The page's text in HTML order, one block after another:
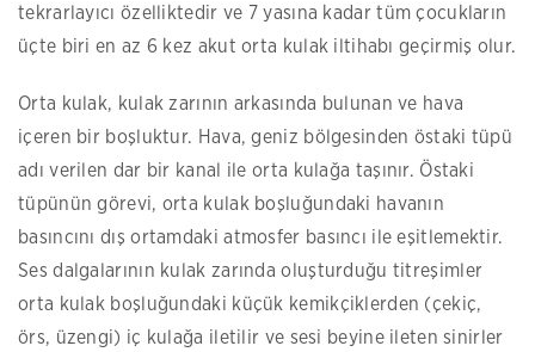
tekrarlayıcı özelliktedir ve 7 yasına kadar tüm çocukların
üçte biri en az 6 kez akut orta kulak iltihabı geçirmiş olur.
Orta kulak, kulak zarının arkasında bulunan ve hava
içeren bir boşluktur. Hava, geniz bölgesinden östaki tüpü
adı verilen dar bir kanal ile orta kulağa taşınır. Östaki
tüpünün görevi, orta kulak boşluğundaki havanın
basıncını dış ortamdaki atmosfer basıncı ile eşitlemektir.
Ses dalgalarının kulak zarında oluşturduğu titreşimler
orta kulak boşluğundaki küçük kemikçiklerden (çekiç,
örs, üzengi) iç kulağa iletilir ve sesi beyine ileten sinirler